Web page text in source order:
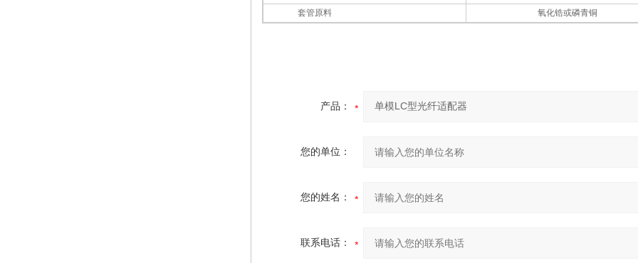
套管原料
氧化锆或磷青铜
产品：
您的单位：
您的姓名：
联系电话：